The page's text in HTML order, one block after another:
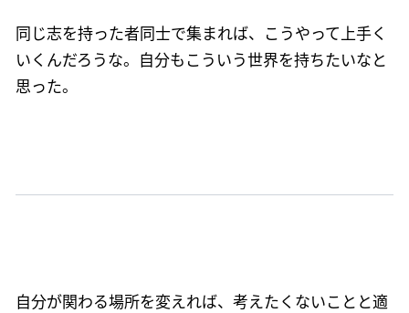
同じ志を持った者同士で集まれば、こうやって上手く
いくんだろうな。自分もこういう世界を持ちたいなと
思った。
自分が関わる場所を変えれば、考えたくないことと適